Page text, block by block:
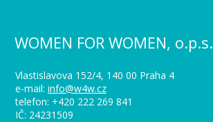
WOMEN FOR WOMEN, o.p.s.
Vlastislavova 152/4, 140 00 Praha 4
e-mail: info@w4w.cz
telefon: +420 222 269 841
IČ: 24231509